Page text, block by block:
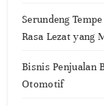
Serundeng
Rasa Lezat yang
Bisnis Penjualan
Otomotif